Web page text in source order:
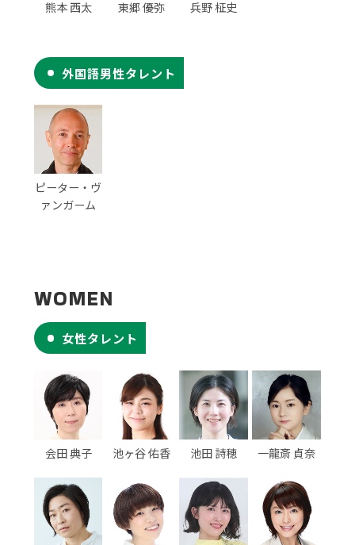
熊本 西太 東郷 優弥 兵野 柾史
外国語男性タレント
ピーター・ヴ
ァンガーム
WOMEN
女性タレント
会田 典子 池ヶ谷 佑香 池田 詩穂 一龍斎 貞奈